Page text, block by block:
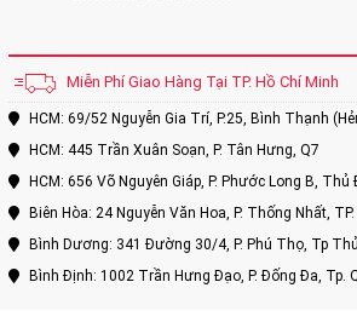
Miễn Phí Giao Hàng Tại TP. Hồ Chí Minh
HCM: 69/52 Nguyễn Gia Trí, P.25, Bình Thạnh
HCM: 445 Trần Xuân Soạn, P. Tân Hưng, Q7
HCM: 656 Võ Nguyên Giáp, P. Phước Long B, Thủ
Biên Hòa: 24 Nguyễn Văn Hoa, P. Thống Nhất,
Bình Dương: 341 Đường 30/4, P. Phú Thọ, Tp
Bình Định: 1002 Trần Hưng Đạo, P. Đống Đa, Tp.